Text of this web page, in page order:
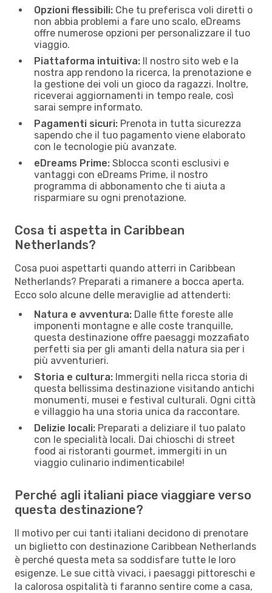
Opzioni flessibili: Che tu preferisca voli diretti o
non abbia problemi a fare uno scalo, eDreams
offre numerose opzioni per personalizzare il tuo
viaggio.
Piattaforma intuitiva: Il nostro sito web e la
nostra app rendono la ricerca, la prenotazione e
la gestione dei voli un gioco da ragazzi. Inoltre,
riceverai aggiornamenti in tempo reale, così
sarai sempre informato.
Pagamenti sicuri: Prenota in tutta sicurezza
sapendo che il tuo pagamento viene elaborato
con le tecnologie più avanzate.
eDreams Prime: Sblocca sconti esclusivi e
vantaggi con eDreams Prime, il nostro
programma di abbonamento che ti aiuta a
risparmiare su ogni prenotazione.
Cosa ti aspetta in Caribbean
Netherlands?
Cosa puoi aspettarti quando atterri in Caribbean
Netherlands? Preparati a rimanere a bocca aperta.
Ecco solo alcune delle meraviglie ad attenderti:
Natura e avventura: Dalle fitte foreste alle
imponenti montagne e alle coste tranquille,
questa destinazione offre paesaggi mozzafiato
perfetti sia per gli amanti della natura sia per i
più avventurieri.
Storia e cultura: Immergiti nella ricca storia di
questa bellissima destinazione visitando antichi
monumenti, musei e festival culturali. Ogni città
e villaggio ha una storia unica da raccontare.
Delizie locali: Preparati a deliziare il tuo palato
con le specialità locali. Dai chioschi di street
food ai ristoranti gourmet, immergiti in un
viaggio culinario indimenticabile!
Perché agli italiani piace viaggiare verso
questa destinazione?
Il motivo per cui tanti italiani decidono di prenotare
un biglietto con destinazione Caribbean Netherlands
è perché questa meta sa soddisfare tutte le loro
esigenze. Le sue città vivaci, i paesaggi pittoreschi e
la calorosa ospitalità ti faranno sentire come a casa,